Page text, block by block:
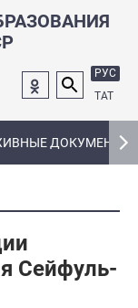
РУС
ТАТ
ДОКУМЕНТЫ
Сейфуль-